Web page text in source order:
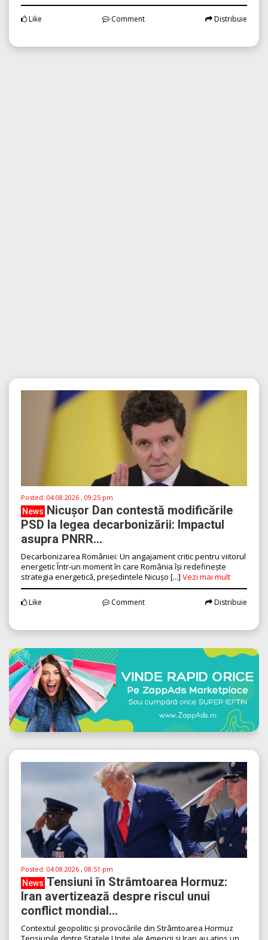
Like Comment Distribuie
Posted: 04.08.2026 , 09:25 pm
News Nicușor Dan contestă modificările
PSD la legea decarbonizării: Impactul
asupra PNRR...
Decarbonizarea României: Un angajament critic pentru viitorul
energetic Într-un moment în care România își redefinește
strategia energetică, președintele Nicușo [...] Vezi mai mult
Like Comment Distribuie
Posted: 04.08.2026 , 08:51 pm
News Tensiuni în Strâmtoarea Hormuz:
Iran avertizează despre riscul unui
conflict mondial...
Contextul geopolitic și provocările din Strâmtoarea Hormuz